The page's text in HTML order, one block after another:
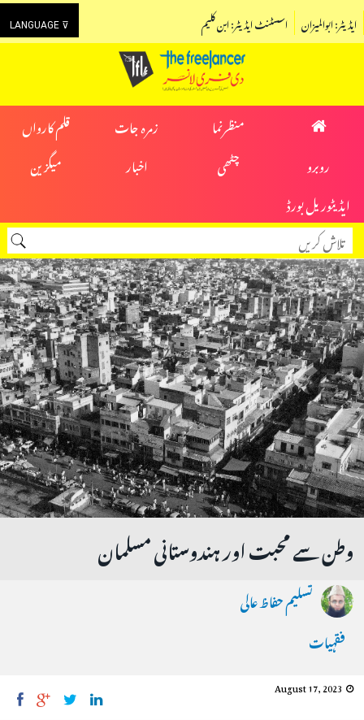
LANGUAGE ⊽ اسسٹنٹ ایڈیٹر: ابن کلیم ایڈیٹر: ابوالمیزان
منظرنما زمرہ جات
قلم کارواں
روبرو
چٹھی اخبار
میگزین
ایڈیٹوریل بورڈ
وطن سے محبت اور ہندوستانی مسلمان
تسلیم حفاظ عالی
فقہیات
August 17, 2023